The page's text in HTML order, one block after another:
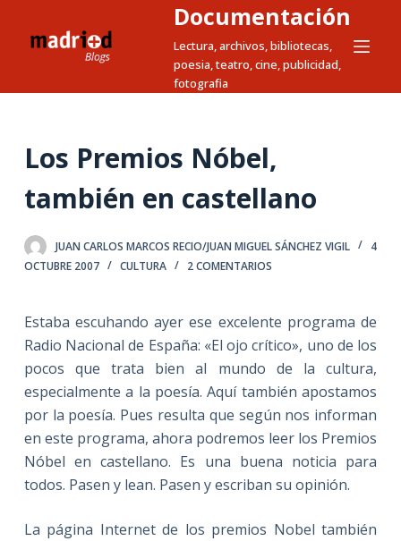
t
n
n
d
o
Documentación
Lectura, archivos, bibliotecas,
poesia, teatro, cine, publicidad,
fotografia
Los Premios Nóbel,
también en castellano
JUAN CARLOS MARCOS RECIO/JUAN MIGUEL SÁNCHEZ VIGIL
4
OCTUBRE 2007
CULTURA 2 COMENTARIOS
Estaba escuhando ayer ese excelente programa de
Radio Nacional de España: «El ojo crítico», uno de los
pocos que trata bien al mundo de la cultura,
especialmente a la poesía. Aquí también apostamos
por la poesía. Pues resulta que según nos informan
en este programa, ahora podremos leer los Premios
Nóbel en castellano. Es una buena noticia para
todos. Pasen y lean. Pasen y escriban su opinión.
La página Internet de los premios Nobel también